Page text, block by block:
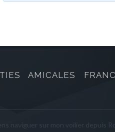
AMICALES
naviguer sur mon voilier depuis